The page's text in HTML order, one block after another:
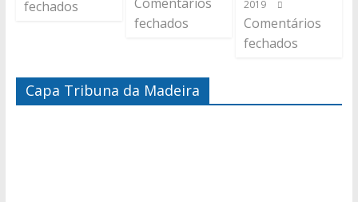
fechados
fechados
2019
Comentários
fechados
Capa Tribuna da Madeira